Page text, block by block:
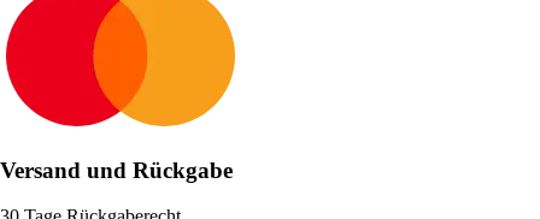
Versand und Rückgabe